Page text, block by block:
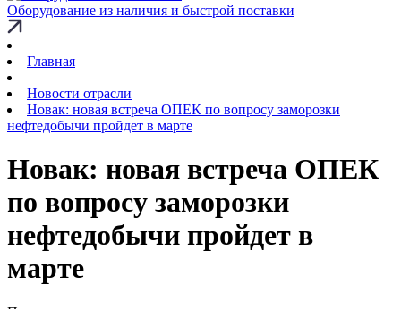
Оборудование из наличия и быстрой поставки
Главная
Новости отрасли
Новак: новая встреча ОПЕК по вопросу заморозки
нефтедобычи пройдет в марте
Новак: новая встреча ОПЕК
по вопросу заморозки
нефтедобычи пройдет в
марте